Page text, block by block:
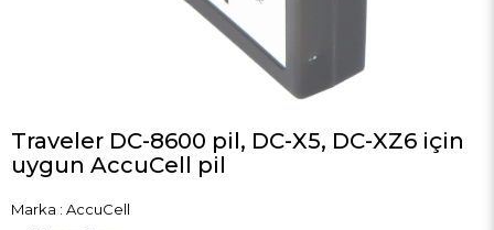
Traveler DC-8600 pil, DC-X5, DC-XZ6 için
uygun AccuCell pil
Marka : AccuCell